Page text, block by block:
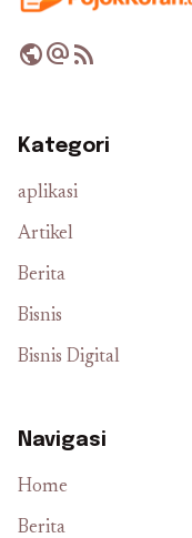
publicalternate_emailrss_feed
Kategori
aplikasi
Artikel
Berita
Bisnis
Bisnis Digital
Navigasi
Home
Berita